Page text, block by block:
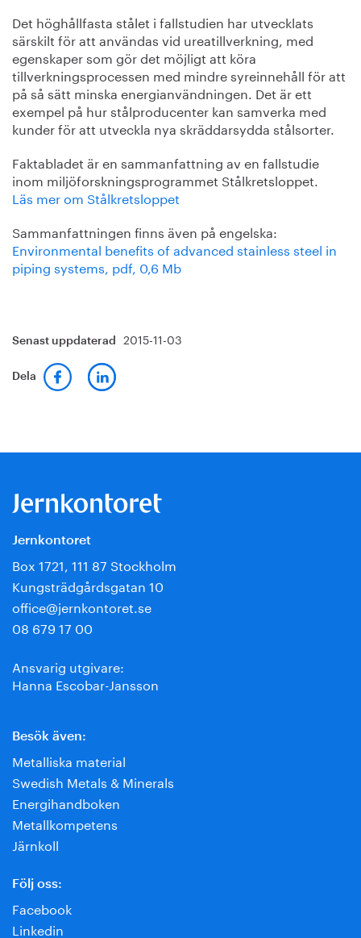
Det höghållfasta stålet i fallstudien har utvecklats
särskilt för att användas vid ureatillverkning, med
egenskaper som gör det möjligt att köra
tillverkningsprocessen med mindre syreinnehåll för att
på så sätt minska energianvändningen. Det är ett
exempel på hur stålproducenter kan samverka med
kunder för att utveckla nya skräddarsydda stålsorter.
Faktabladet är en sammanfattning av en fallstudie
inom miljöforskningsprogrammet Stålkretsloppet.
Läs mer om Stålkretsloppet
Sammanfattningen finns även på engelska:
Environmental benefits of advanced stainless steel in
piping systems, pdf, 0,6 Mb
Senast uppdaterad 2015-11-03
Dela
Jernkontoret
Box 1721, 111 87 Stockholm
Kungsträdgårdsgatan 10
office@jernkontoret.se
08 679 17 00
Ansvarig utgivare:
Hanna Escobar-Jansson
Besök även:
Metalliska material
Swedish Metals & Minerals
Energihandboken
Metallkompetens
Järnkoll
Följ oss:
Facebook
Linkedin